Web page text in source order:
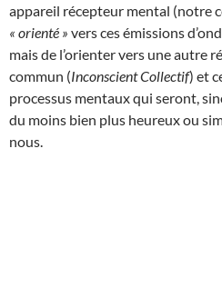
appareil récepteur mental (notre
« orienté » vers ces émissions
mais de l’orienter vers une autre
commun (Inconscient Collectif) et
processus mentaux qui seront,
du moins bien plus heureux ou
nous.